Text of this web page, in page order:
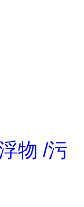
物 /污